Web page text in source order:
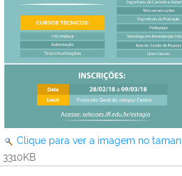
Clique para ver a imagem no
3310KB